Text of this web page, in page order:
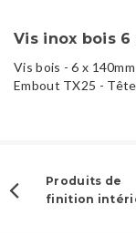
Vis inox bois 6
Vis bois - 6 x
Embout TX25 -
Produits de
finition